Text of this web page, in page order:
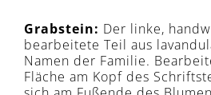
Grabstein: Der linke,
bearbeitete Teil aus
Namen der Familie.
Fläche am Kopf des